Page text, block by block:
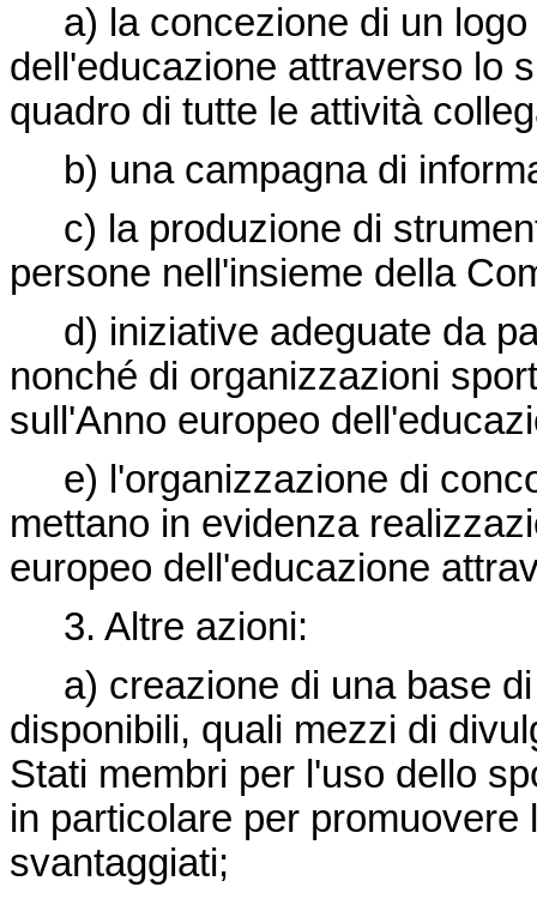
a) la concezione di un logo
dell'educazione attraverso lo
quadro di tutte le attività
b) una campagna di
c) la produzione di
persone nell'insieme della
d) iniziative adeguate da
nonché di organizzazioni
sull'Anno europeo
e) l'organizzazione di
mettano in evidenza
europeo dell'educazione
3. Altre azioni:
a) creazione di una base di
disponibili, quali mezzi di
Stati membri per l'uso dello
in particolare per
svantaggiati;